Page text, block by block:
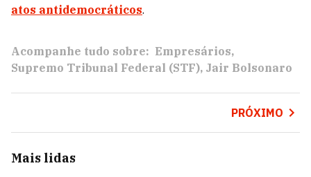
atos antidemocráticos.
Acompanhe tudo sobre: Empresários
Supremo Tribunal Federal (STF) Jair Bolsonaro
PRÓXIMO
Mais lidas